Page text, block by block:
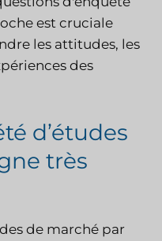
est cruciale
les attitudes, les
des
d’études
très
de marché par